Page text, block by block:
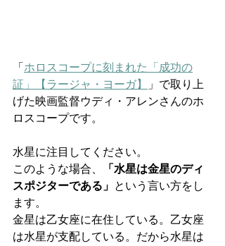
「 ホロスコープに刻まれた「成功の
証」【ラージャ・ヨーガ】
」で取り上
げた映画監督ウディ・アレンさんのホ
ロスコープです。
水星に注目してください。
このような場合、
「水星は金星のディ
スポジターである」 という言い方をし
ます。
金星は乙女座に在住している。乙女座
は水星が支配している。だから水星は